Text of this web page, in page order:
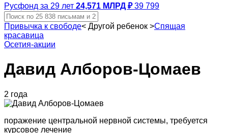
Русфонд за 29 лет 24,571 МЛРД ₽ 39 799
Привычка к свободе< Другой ребенок >Спящая
красавица
Осетия-акции
Давид Алборов-Цомаев
2 года
поражение центральной нервной системы, требуется
курсовое лечение